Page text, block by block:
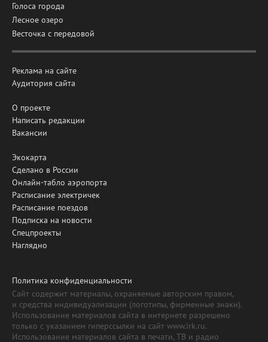
Голоса города
Лесное озеро
Весточка с передовой
Реклама на сайте
Аудитория сайта
О проекте
Написать редакции
Вакансии
Экокарта
Сделано в России
Онлайн-табло аэропорта
Расписание электричек
Расписание поездов
Подписка на новости
Спецпроекты
Наглядно
Политика конфиденциальности
Сайт содержит материалы, охраняемые авторским правом,
и средства индивидуализации (логотипы, фирменные знаки).
Использование материалов сайта в интернете разрешено
только с указанием гиперссылки на сайт www.irk.ru.
Использование материалов сайта в печати, ТВ и радио